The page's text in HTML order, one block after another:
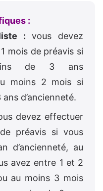
:
: vous devez
mois de préavis si
de 3 ans
moins 2 mois si
d’ancienneté.
devez effectuer
préavis si vous
d’ancienneté, au
avez entre 1 et 2
au moins 3 mois